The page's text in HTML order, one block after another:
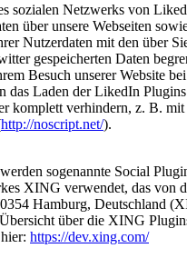
sozialen Netzwerks von
über unsere Webseiten
Nutzerdaten mit den über
gespeicherten Daten
Besuch unserer Website
das Laden der LikedIn
komplett verhindern, z. B.
http://noscript.net/).
sogenannte Social
XING verwendet, das von
Hamburg, Deutschland
über die XING
https://dev.xing.com/